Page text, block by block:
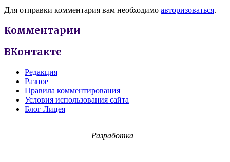
Для отправки комментария вам необходимо авторизоваться.
Комментарии
ВКонтакте
Редакция
Разное
Правила комментирования
Условия использования сайта
Блог Лицея
Разработка